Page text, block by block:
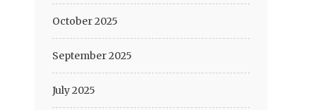
October 2025
September 2025
July 2025